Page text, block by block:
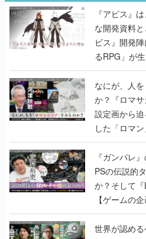
『アビス』
な開発資料
ビス』開発
るRPG」が
書】
なにが、人
か？『ロマ
設定画から
した「ロマ
書】
『ガンパレ
PSの伝説的
か？そして
【ゲームの企
世界が認め